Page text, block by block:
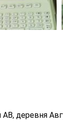
АВ, деревня